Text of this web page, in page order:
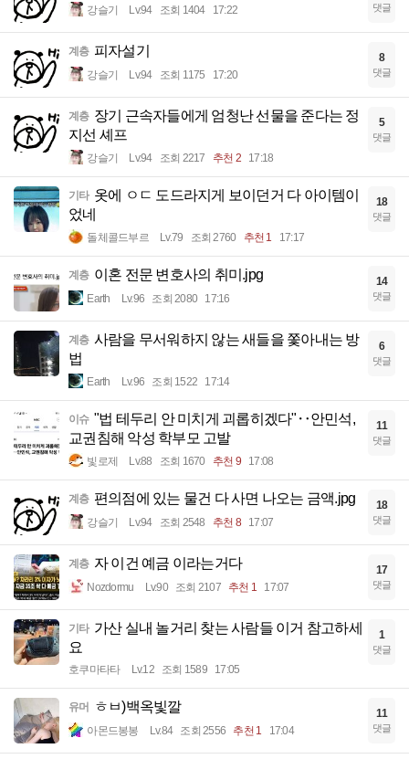
강슬기 Lv.94 조회 1404 17:22 댓글
계층 피자설기
강슬기 Lv.94 조회 1175 17:20
8
댓글
계층 장기 근속자들에게 엄청난 선물을 준다는 정
지선 셰프
강슬기 Lv.94 조회 2217 추천 2 17:18
5
댓글
기타 옷에 ㅇㄷ 도드라지게 보이던거 다 아이템이
었네
돌체콜드부르 Lv.79 조회 2760 추천 1 17:17
18
댓글
계층 이혼 전문 변호사의 취미.jpg
Earth Lv.96 조회 2080 17:16
14
댓글
계층 사람을 무서워하지 않는 새들을 쫓아내는 방
법
Earth Lv.96 조회 1522 17:14
6
댓글
이슈 "법 테두리 안 미치게 괴롭히겠다"‥안민석,
교권침해 악성 학부모 고발
빛로제 Lv.88 조회 1670 추천 9 17:08
11
댓글
계층 편의점에 있는 물건 다 사면 나오는 금액.jpg
강슬기 Lv.94 조회 2548 추천 8 17:07
18
댓글
계층 자 이건 예금 이라는거다
Nozdormu Lv.90 조회 2107 추천 1 17:07
17
댓글
기타 가산 실내 놀거리 찾는 사람들 이거 참고하세
요
호쿠마타타 Lv.12 조회 1589 17:05
1
댓글
유머 ㅎㅂ)백옥빛깔
아몬드봉봉 Lv.84 조회 2556 추천 1 17:04
11
댓글